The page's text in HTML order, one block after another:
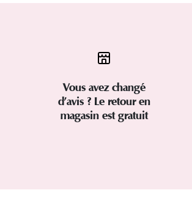
Vous avez changé
d’avis ? Le retour en
magasin est gratuit